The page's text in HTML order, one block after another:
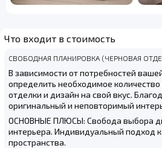
Что входит в стоимость
СВОБОДНАЯ ПЛАНИРОВКА (ЧЕРНОВАЯ
В зависимости от потребностей
определить необходимое
отделки и дизайн на свой вкус.
оригинальный и неповторимый
ОСНОВНЫЕ ПЛЮСЫ: Свобода выбора
интерьера. Индивидуальный подход
пространства.